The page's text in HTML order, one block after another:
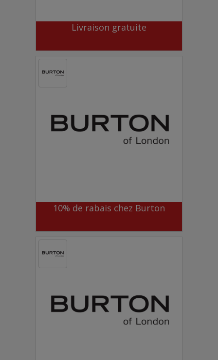
Livraison gratuite
10% de rabais chez Burton